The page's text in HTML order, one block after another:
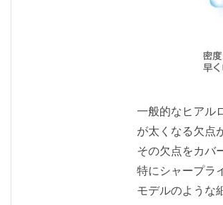
一般的なヒアル
が太くなる欠点
その欠点をカバ
特に シャープラ
モデルのような